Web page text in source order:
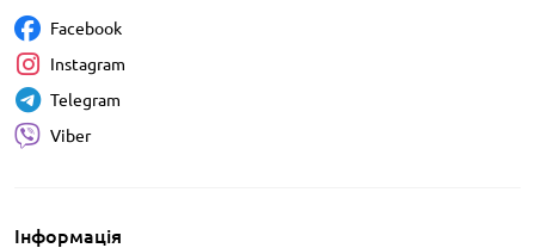
Інформація
Facebook
Instagram
Telegram
Viber